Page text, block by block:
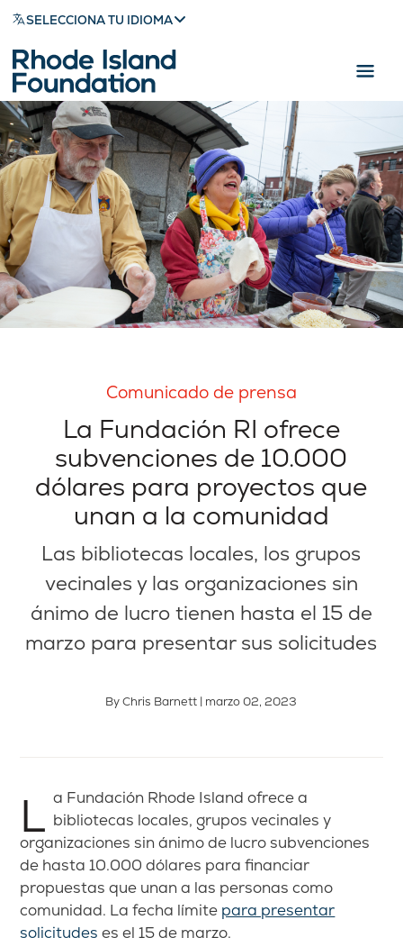
SELECCIONA TU IDIOMA
Comunicado de prensa
La Fundación RI ofrece
subvenciones de 10.000
dólares para proyectos que
unan a la comunidad
Las bibliotecas locales, los grupos
vecinales y las organizaciones sin
ánimo de lucro tienen hasta el 15 de
marzo para presentar sus solicitudes
By Chris Barnett | marzo 02, 2023
La Fundación Rhode Island ofrece a bibliotecas locales, grupos vecinales y
organizaciones sin ánimo de lucro subvenciones
de hasta 10.000 dólares para financiar
propuestas que unan a las personas como
comunidad. La fecha límite para presentar
solicitudes es el 15 de marzo.